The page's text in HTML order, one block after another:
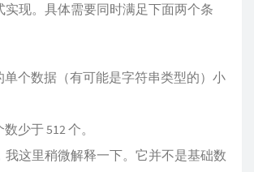
实现。具体需要同时满足下面两个条
单个数据（有可能是字符串类型的）小
少于 512 个。
我这里稍微解释一下。它并不是基础数